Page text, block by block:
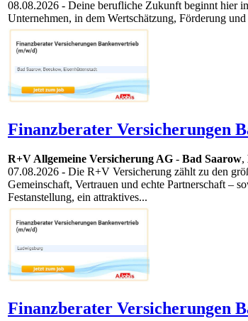
08.08.2026 - Deine berufliche Zukunft beginnt hier
Unternehmen, in dem Wertschätzung, Förderung
Finanzberater Versicherungen
R+V Allgemeine Versicherung AG - Bad Saarow,
07.08.2026 - Die R+V Versicherung zählt zu den
Gemeinschaft, Vertrauen und echte Partnerschaft –
Festanstellung, ein attraktives...
Finanzberater Versicherungen